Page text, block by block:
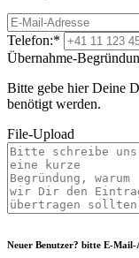
Telefon:*
Übernahme-
Bitte gebe hier Deine
benötigt werden.
File-Upload
Neuer Benutzer? bitte E-Mail-